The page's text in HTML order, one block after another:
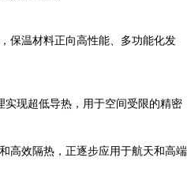
保温材料正向高性能、多功能化发
现超低导热，用于空间受限的精密
高效隔热，正逐步应用于航天和高端